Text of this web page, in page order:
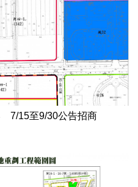
7/15至9/30公告招商